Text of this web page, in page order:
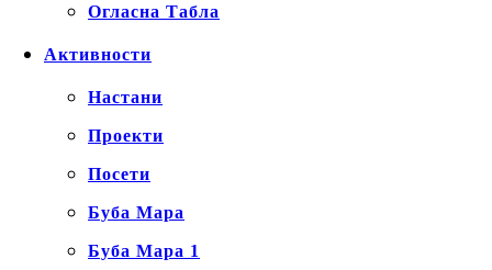
Огласна Табла
Активности
Настани
Проекти
Посети
Буба Мара
Буба Мара 1